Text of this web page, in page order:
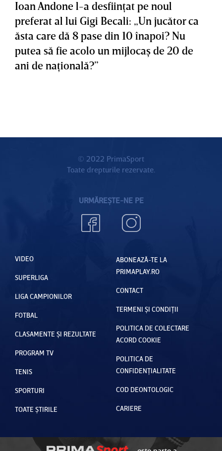
Ioan Andone l-a desfiinţat pe noul
preferat al lui Gigi Becali: „Un jucător ca
ăsta care dă 8 pase din 10 înapoi? Nu
putea să fie acolo un mijlocaş de 20 de
ani de naţională?”
© 2022 PrimaSport
Toate drepturile rezervate.
URMĂREȘTE-NE PE
VIDEO
SUPERLIGA
LIGA CAMPIONILOR
FOTBAL
CLASAMENTE ȘI REZULTATE
PROGRAM TV
TENIS
SPORTURI
TOATE ȘTIRILE
ABONEAZĂ-TE LA
PRIMAPLAY.RO
CONTACT
TERMENI ȘI CONDIȚII
POLITICA DE COLECTARE
ACORD COOKIE
POLITICA DE
CONFIDENȚIALITATE
COD DEONTOLOGIC
CARIERE